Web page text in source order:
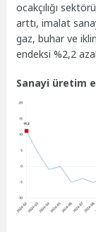
ocakçılığı
arttı, imalat
gaz, buhar ve
endeksi %2,2
Sanayi üretim